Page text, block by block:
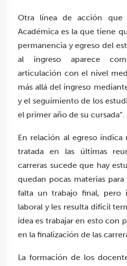
Otra línea de acción que
Académica es la que tiene
permanencia y egreso del
al ingreso aparece
articulación con el nivel
más allá del ingreso
y el seguimiento de los
el primer año de su cursada”.
En relación al egreso
tratada en las últimas
carreras sucede que hay
quedan pocas materias
falta un trabajo final, pero
laboral y les resulta difícil
idea es trabajar en esto con
en la finalización de las
La formación de los